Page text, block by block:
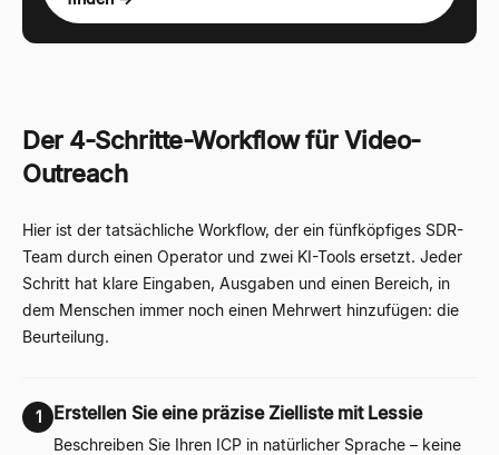
Der 4-Schritte-Workflow für Video-
Outreach
Hier ist der tatsächliche Workflow, der ein fünfköpfiges SDR-
Team durch einen Operator und zwei KI-Tools ersetzt. Jeder
Schritt hat klare Eingaben, Ausgaben und einen Bereich, in
dem Menschen immer noch einen Mehrwert hinzufügen: die
Beurteilung.
1 Erstellen Sie eine präzise Zielliste mit Lessie
Beschreiben Sie Ihren ICP in natürlicher Sprache – keine